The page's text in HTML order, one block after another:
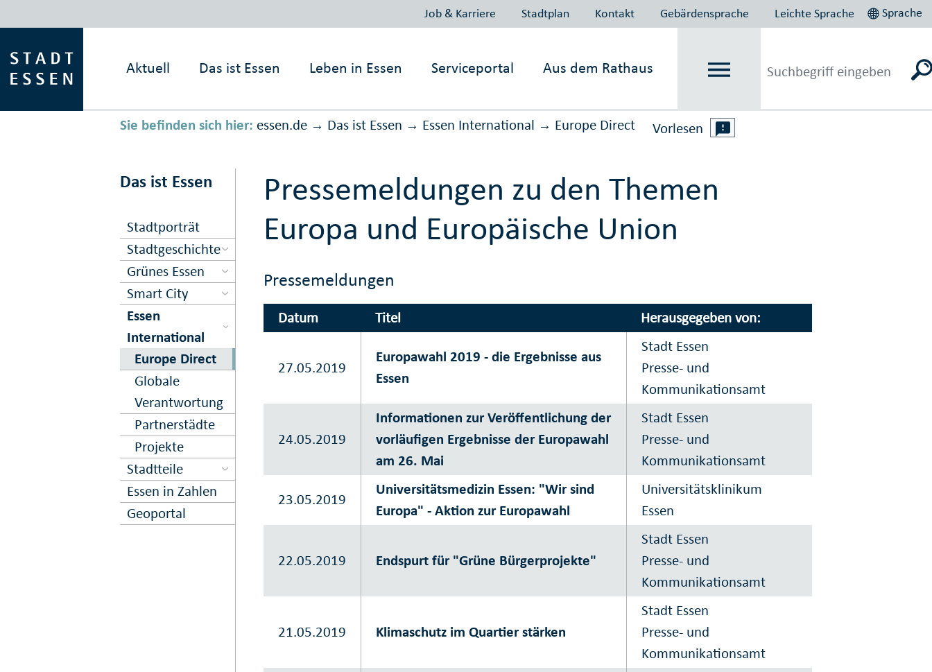
Job & Karriere Stadtplan Kontakt Gebärdensprache Leichte Sprache Sprache
Aktuell Das ist Essen Leben in Essen Serviceportal Aus dem Rathaus
Sie befinden sich hier: essen.de → Das ist Essen → Essen International → Europe Direct Vorlesen
Das ist Essen
Stadtporträt
Stadtgeschichte
Grünes Essen
Smart City
Essen
International
Europe Direct
Globale
Verantwortung
Partnerstädte
Projekte
Stadtteile
Essen in Zahlen
Geoportal
Pressemeldungen zu den Themen
Europa und Europäische Union
Pressemeldungen
Datum Titel Herausgegeben von:
27.05.2019
Europawahl 2019 - die Ergebnisse aus
Essen
Stadt Essen
Presse- und
Kommunikationsamt
24.05.2019
Informationen zur Veröffentlichung der
vorläufigen Ergebnisse der Europawahl
am 26. Mai
Stadt Essen
Presse- und
Kommunikationsamt
23.05.2019
Universitätsmedizin Essen: "Wir sind
Europa" - Aktion zur Europawahl
Universitätsklinikum
Essen
22.05.2019 Endspurt für "Grüne Bürgerprojekte"
Stadt Essen
Presse- und
Kommunikationsamt
21.05.2019 Klimaschutz im Quartier stärken
Stadt Essen
Presse- und
Kommunikationsamt